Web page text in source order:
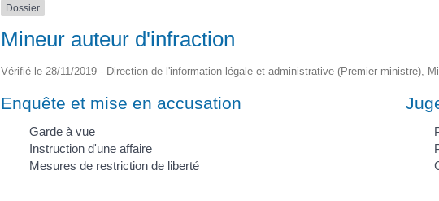
Dossier
Mineur auteur d'infraction
Vérifié le 28/11/2019 - Direction de l'information légale et administrative (Premier ministre),
Enquête et mise en accusation
Garde à vue
Instruction d'une affaire
Mesures de restriction de liberté